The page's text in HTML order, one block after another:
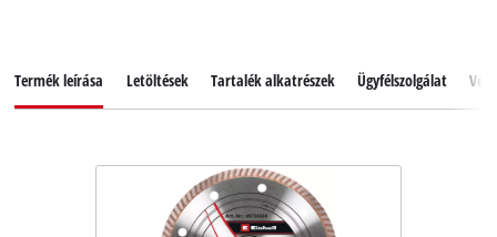
Termék leírása Letöltések Tartalék alkatrészek Ügyfélszolgálat